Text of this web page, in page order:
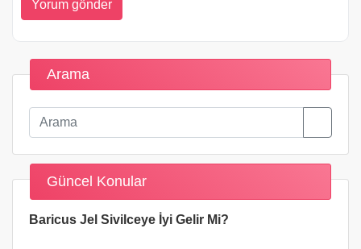
Arama
Güncel Konular
Baricus Jel Sivilceye İyi Gelir Mi?